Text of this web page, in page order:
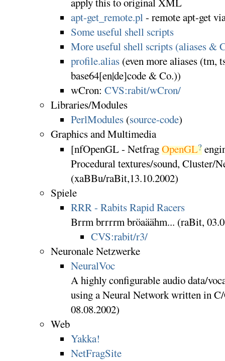
apt-get_remote.pl- remote apt-get
Some useful shell scripts
More useful shell scripts (aliases &
profile.alias(even more aliases (tm,
base64[en|de]code & Co.))
wCron: CVS:rabit/wCron/
Libraries/Modules
PerlModules(source-code)
Graphics and Multimedia
[nfOpenGL - NetfragOpenGL?
Procedural textures/sound, Cluster/
(xaBBu/raBit,13.10.2002)
Spiele
RRR - Rabits Rapid Racers
Brrm brrrrm bröaäähm... (raBit,
CVS:rabit/r3/
Neuronale Netzwerke
NeuralVoc
A highly configurable audio data/
using a Neural Network written in
08.08.2002)
Web
Yakka!
NetFragSite